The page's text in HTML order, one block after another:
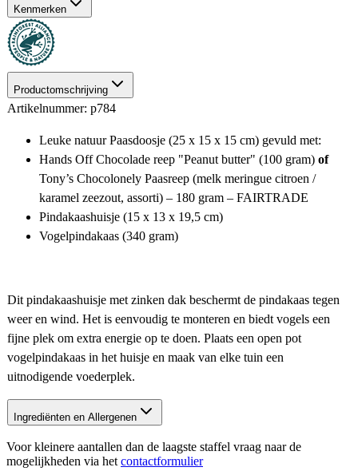
Kenmerken
Productomschrijving
Artikelnummer: p784
Leuke natuur Paasdoosje (25 x 15 x 15 cm) gevuld met:
Hands Off Chocolade reep "Peanut butter" (100 gram) of
Tony’s Chocolonely Paasreep (melk meringue citroen /
karamel zeezout, assorti) – 180 gram – FAIRTRADE
Pindakaashuisje (15 x 13 x 19,5 cm)
Vogelpindakaas (340 gram)
Dit pindakaashuisje met zinken dak beschermt de pindakaas tegen
weer en wind. Het is eenvoudig te monteren en biedt vogels een
fijne plek om extra energie op te doen. Plaats een open pot
vogelpindakaas in het huisje en maak van elke tuin een
uitnodigende voederplek.
Ingrediënten en Allergenen
Voor kleinere aantallen dan de laagste staffel vraag naar de
mogelijkheden via hetcontactformulier